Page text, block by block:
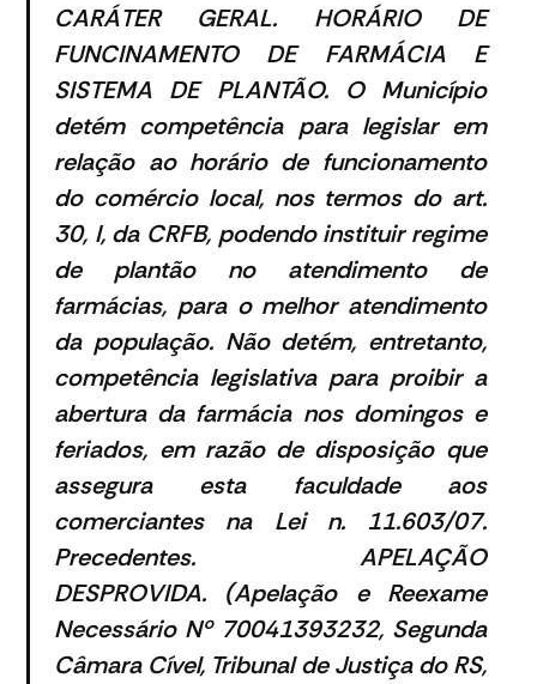
CARÁTER GERAL. HORÁRIO DE
FUNCINAMENTO DE FARMÁCIA E
SISTEMA DE PLANTÃO. O Município
detém competência para legislar em
relação ao horário de funcionamento
do comércio local, nos termos do art.
30, I, da CRFB, podendo instituir regime
de plantão no atendimento de
farmácias, para o melhor atendimento
da população. Não detém, entretanto,
competência legislativa para proibir a
abertura da farmácia nos domingos e
feriados, em razão de disposição que
assegura esta faculdade aos
comerciantes na Lei n. 11.603/07.
Precedentes. APELAÇÃO
DESPROVIDA. (Apelação e Reexame
Necessário Nº 70041393232, Segunda
Câmara Cível, Tribunal de Justiça do RS,